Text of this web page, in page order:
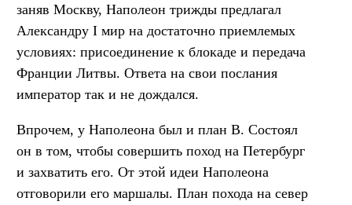
заняв Москву, Наполеон трижды предлагал
Александру I мир на достаточно приемлемых
условиях: присоединение к блокаде и передача
Франции Литвы. Ответа на свои послания
император так и не дождался.
Впрочем, у Наполеона был и план В. Состоял
он в том, чтобы совершить поход на Петербург
и захватить его. От этой идеи Наполеона
отговорили его маршалы. План похода на север